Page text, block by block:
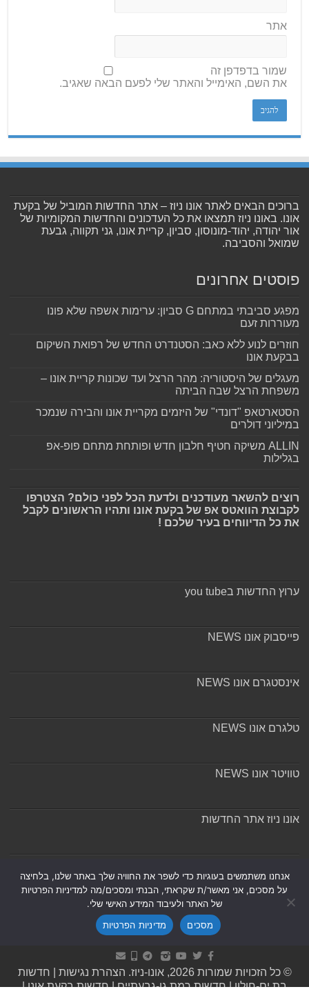
אתר
שמור בדפדפן זה
את השם, האימייל והאתר שלי לפעם הבאה שאגיב.
ברוכים הבאים לאתר אונו ניוז – אתר החדשות המוביל של בקעת
אונו. באונו ניוז תמצאו את כל העדכונים והחדשות המקומיות של
אור יהודה, יהוד-מונוסון, סביון, קריית אונו, גני תקווה, גבעת
שמואל והסביבה.
פוסטים אחרונים
מפגע סביבתי במתחם G סביון: ערימות אשפה שלא פונו
מעוררות זעם
חוזרים לנוע ללא כאב: הסטנדרט החדש של רפואת השיקום
בבקעת אונו
מעגלים של היסטוריה: מהר הרצל ועד שכונות קריית אונו –
משפחת הרצל שבה הביתה
הסטארטאפ "דונדי" של היזמים מקריית אונו והבירה שנמכר
במיליוני דולרים
ALLIN משיקה חטיף חלבון חדש ופותחת מתחם פופ-אפ
בגלילות
רוצים להשאר מעודכנים ולדעת הכל לפני כולם? הצטרפו
לקבוצת הוואטס אפ של בקעת אונו ותהיו הראשונים לקבל
את כל הדיווחים בעיר שלכם !
ערוץ החדשות בyou tube
פייסבוק אונו NEWS
אינסטגרם אונו NEWS
טלגרם אונו NEWS
טוויטר אונו NEWS
אונו ניוז אתר החדשות
Powered by Nintay
© כל הזכויות שמורות 2026, אונו-ניוז. הצהרת נגישות
חדשות
בת ים-חולון|חדשות רמת גן-גבעתיים|חדשות בקעת אונו|
אנחנו משתמשים בעוגיות כדי לשפר את החוויה שלך באתר שלנו, בלחיצה
על מסכים, אני מאשר/ת שקראתי, הבנתי ומסכים/מה למדיניות הפרטיות
של האתר ולעיבוד המידע האישי שלי.
מסכים
מדיניות הפרטיות